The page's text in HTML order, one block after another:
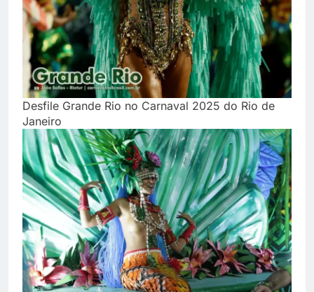
Desfile Grande Rio no Carnaval 2025 do Rio de
Janeiro